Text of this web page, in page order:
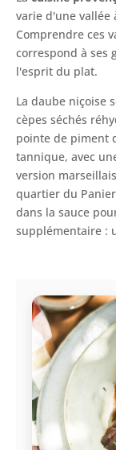
varie d'une
Comprendre ces
correspond à ses
l'esprit du plat.
La daube niçoise
cèpes séchés
pointe de piment
tannique, avec
version
quartier du
dans la sauce
supplémentaire :